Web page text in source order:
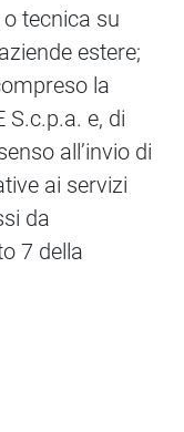
tecnica su
estere;
la
S.c.p.a. e, di
all’invio di
ai servizi
da
7 della